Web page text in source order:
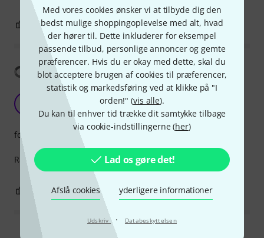
Med vores cookies ønsker vi at tilbyde dig den
bedst mulige shoppingoplevelse med alt, hvad
der hører til. Dette inkluderer for eksempel
passende tilbud, personlige annoncer og gemte
præferencer. Hvis du er okay med dette, skal du
blot acceptere brugen af cookies til præferencer,
statistik og markedsføring ved at klikke på "I
orden!" (vis alle).
Du kan til enhver tid trække dit samtykke tilbage
via cookie-indstillingerne (her)
Lad os gøre det!
Afslå cookies yderligere informationer
Udskriv · Databeskyttelsen
0 ANMELD BEDØMMELSE
Vis oversættelse
Just does the job
Richard-in-Cyprus 17.04.2026
Raesonably rugged and reasonably flexible
forarbejdning
0 ANMELD BEDØMMELSE